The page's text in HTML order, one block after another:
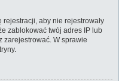
rejestracji, aby nie rejestrowały
zablokować twój adres IP lub
zarejestrować. W sprawie